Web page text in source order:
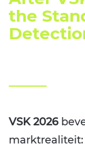
the
VSK 2026
marktrealiteit: